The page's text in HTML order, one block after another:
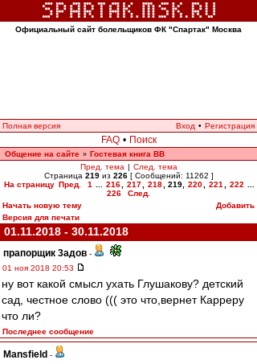
Официальный сайт болельщиков ФК "Спартак" Москва
Полная версия Вход • Регистрация
FAQ • Поиск
Общение на сайте » Гостевая книга ВВ
Пред. тема | След. тема
Страница 219из 226[ Сообщений: 11262 ]
На страницу Пред. 1 216 217 218 219, 220 221 222
226
След.
Начать новую тему
Добавить
Версия для печати
01.11.2018 - 30.11.2018
прапорщик 3адoв -
01 ноя 2018 20:53
ну вот какой смысл ухать Глушакову? детский
сад, честное слово ((( это что,вернет Карреру
что ли?
Последнее сообщение
Mansfield -